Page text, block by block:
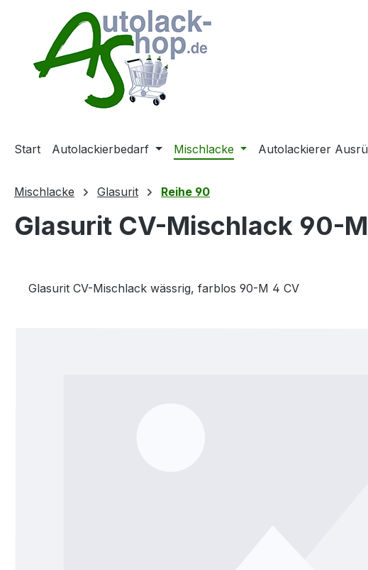
Hauptinhalt springen
Zur Suche springen
Zur Hauptnavigation springen
Start Autolackierbedarf Mischlacke Autolackierer
Mischlacke Glasurit Reihe 90
Glasurit CV-Mischlack 90-
Glasurit CV-Mischlack wässrig, farblos 90-M 4 CV